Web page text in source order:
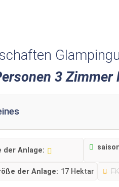
3
der Anlage:
der Anlage: 17 Hektar